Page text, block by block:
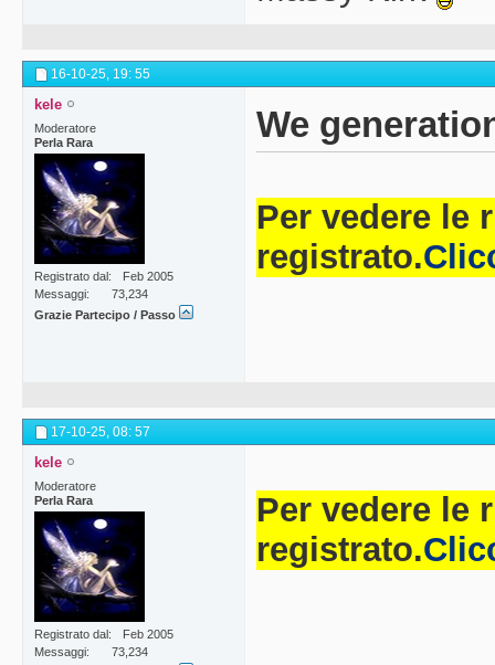
16-10-25, 19: 55
kele
Moderatore
Perla Rara
Registrato dal
Feb 2005
Messaggi
73,234
Grazie Partecipo / Passo
We
Per vedere le
registrato.
17-10-25, 08: 57
kele
Moderatore
Perla Rara
Registrato dal
Feb 2005
Messaggi
73,234
Per vedere le
registrato.